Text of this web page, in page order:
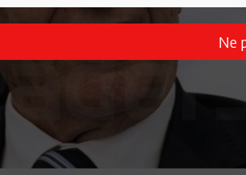
Ne